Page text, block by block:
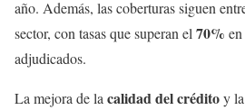
año. Además, las coberturas siguen
sector, con tasas que superan el70%
adjudicados.
La mejora de lacalidad del créditoy